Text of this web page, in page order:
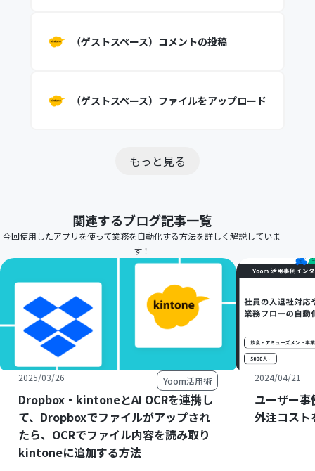
（ゲストスペース）コメントの投稿
（ゲストスペース）ファイルをアップロード
もっと見る
関連するブログ記事一覧
今回使用したアプリを使って業務を自動化する方法を詳しく解説していま
す！
2025/03/26 Yoom活用術
Dropbox・kintoneとAI OCRを連携し
て、Dropboxでファイルがアップされ
たら、OCRでファイル内容を読み取り
kintoneに追加する方法
2024/04/21
ユーザー
外注コスト